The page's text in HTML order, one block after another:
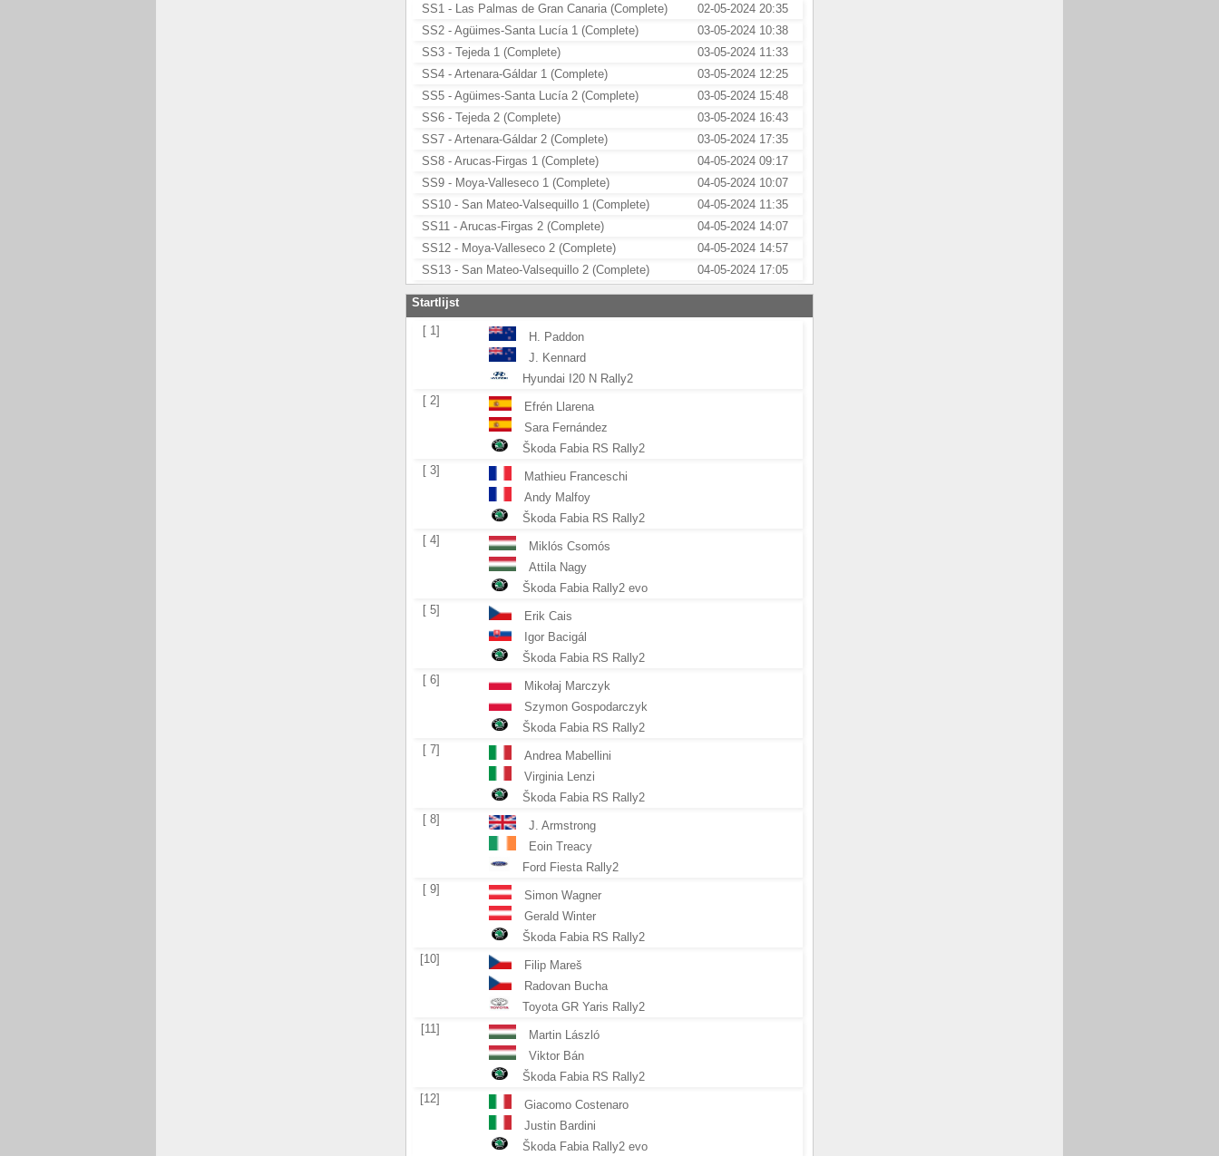
SS1 - Las Palmas de Gran Canaria (Complete)
02-05-2024 20:35
SS2 - Agüimes-Santa Lucía 1 (Complete)
03-05-2024 10:38
SS3 - Tejeda 1 (Complete)
03-05-2024 11:33
SS4 - Artenara-Gáldar 1 (Complete)
03-05-2024 12:25
SS5 - Agüimes-Santa Lucía 2 (Complete)
03-05-2024 15:48
SS6 - Tejeda 2 (Complete)
03-05-2024 16:43
SS7 - Artenara-Gáldar 2 (Complete)
03-05-2024 17:35
SS8 - Arucas-Firgas 1 (Complete)
04-05-2024 09:17
SS9 - Moya-Valleseco 1 (Complete)
04-05-2024 10:07
SS10 - San Mateo-Valsequillo 1 (Complete)
04-05-2024 11:35
SS11 - Arucas-Firgas 2 (Complete)
04-05-2024 14:07
SS12 - Moya-Valleseco 2 (Complete)
04-05-2024 14:57
SS13 - San Mateo-Valsequillo 2 (Complete)
04-05-2024 17:05
Startlijst
[ 1]
H. Paddon
J. Kennard
Hyundai I20 N Rally2
[ 2]
Efrén Llarena
Sara Fernández
Škoda Fabia RS Rally2
[ 3]
Mathieu Franceschi
Andy Malfoy
Škoda Fabia RS Rally2
[ 4]
Miklós Csomós
Attila Nagy
Škoda Fabia Rally2 evo
[ 5]
Erik Cais
Igor Bacigál
Škoda Fabia RS Rally2
[ 6]
Mikołaj Marczyk
Szymon Gospodarczyk
Škoda Fabia RS Rally2
[ 7]
Andrea Mabellini
Virginia Lenzi
Škoda Fabia RS Rally2
[ 8]
J. Armstrong
Eoin Treacy
Ford Fiesta Rally2
[ 9]
Simon Wagner
Gerald Winter
Škoda Fabia RS Rally2
[10]
Filip Mareš
Radovan Bucha
Toyota GR Yaris Rally2
[11]
Martin László
Viktor Bán
Škoda Fabia RS Rally2
[12]
Giacomo Costenaro
Justin Bardini
Škoda Fabia Rally2 evo